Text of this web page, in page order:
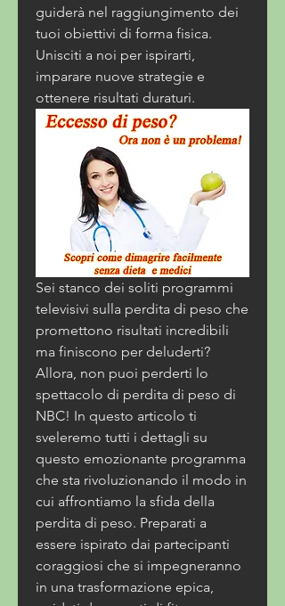
guiderà nel raggiungimento dei
tuoi obiettivi di forma fisica.
Unisciti a noi per ispirarti,
imparare nuove strategie e
ottenere risultati duraturi.
Sei stanco dei soliti programmi
televisivi sulla perdita di peso che
promettono risultati incredibili
ma finiscono per deluderti?
Allora, non puoi perderti lo
spettacolo di perdita di peso di
NBC! In questo articolo ti
sveleremo tutti i dettagli su
questo emozionante programma
che sta rivoluzionando il modo in
cui affrontiamo la sfida della
perdita di peso. Preparati a
essere ispirato dai partecipanti
coraggiosi che si impegneranno
in una trasformazione epica,